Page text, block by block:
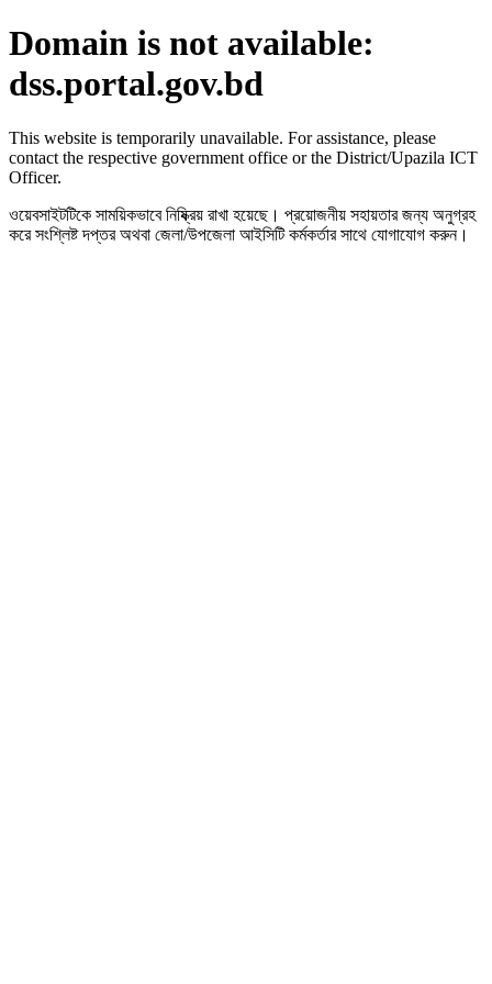
Domain is not available:
dss.portal.gov.bd
This website is temporarily unavailable. For assistance, please
contact the respective government office or the District/Upazila ICT
Officer.
ওয়েবসাইটটিকে সাময়িকভাবে নিষ্ক্রিয় রাখা হয়েছে। প্রয়োজনীয় সহায়তার জন্য অনুগ্রহ
করে সংশ্লিষ্ট দপ্তর অথবা জেলা/উপজেলা আইসিটি কর্মকর্তার সাথে যোগাযোগ করুন।